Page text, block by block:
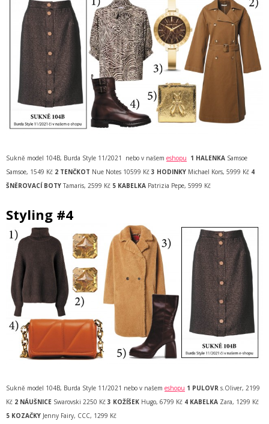
Sukně model 104B, Burda Style 11/2021 nebo v našem eshopu 1 HALENKA Samsoe
Samsoe, 1549 Kč 2 TENČKOT Nue Notes 10599 Kč 3 HODINKY Michael Kors, 5999 Kč 4
ŠNĚROVACÍ BOTY Tamaris, 2599 Kč 5 KABELKA Patrizia Pepe, 5999 Kč
Styling #4
Sukně model 104B, Burda Style 11/2021 nebo v našem eshopu 1 PULOVR s.Oliver, 2199
Kč 2 NÁUŠNICE Swarovski 2250 Kč 3 KOŽÍŠEK Hugo, 6799 Kč 4 KABELKA Zara, 1299 Kč
5 KOZAČKY Jenny Fairy, CCC, 1299 Kč